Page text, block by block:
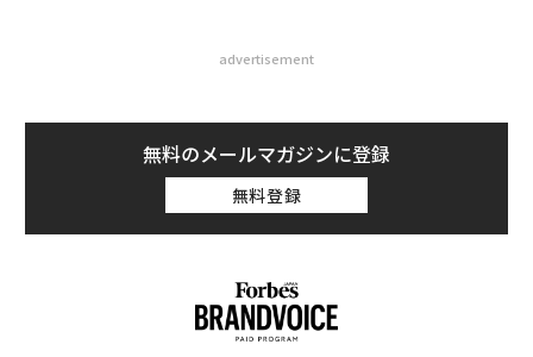
advertisement
無料のメールマガジンに登録
無料登録